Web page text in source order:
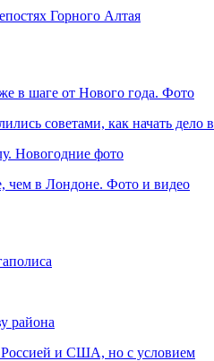
Горного Алтая
в шаге от Нового года. Фото
советами, как начать дело
Новогодние фото
чем в Лондоне. Фото и видео
района
Россией и США, но с условием